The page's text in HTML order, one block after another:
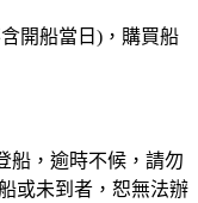
開船當日)，​ 購買船
船，逾時不候，請勿
或未到者，恕無法辦